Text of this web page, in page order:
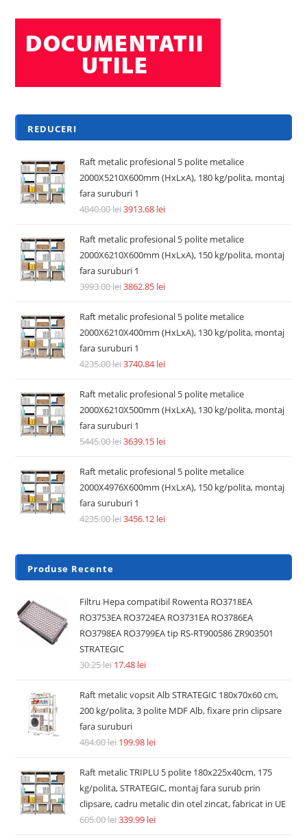
REDUCERI
Raft metalic profesional 5 polite metalice
2000X5210X600mm (HxLxA), 180 kg/polita, montaj
fara suruburi 1
4840.00lei3913.68 lei
Raft metalic profesional 5 polite metalice
2000X6210X600mm (HxLxA), 150 kg/polita, montaj
fara suruburi 1
3993.00lei3862.85 lei
Raft metalic profesional 5 polite metalice
2000X6210X400mm (HxLxA), 130 kg/polita, montaj
fara suruburi 1
4235.00lei3740.84lei
Raft metalic profesional 5 polite metalice
2000X6210X500mm (HxLxA), 130 kg/polita, montaj
fara suruburi 1
5445.00lei3639.15 lei
Raft metalic profesional 5 polite metalice
2000X4976X600mm (HxLxA), 150 kg/polita, montaj
fara suruburi 1
4235.00lei3456.12 lei
Produse Recente
Filtru Hepa compatibil Rowenta RO3718EA
RO3753EA RO3724EA RO3731EA RO3786EA
RO3798EA RO3799EA tip RS-RT900586 ZR903501
STRATEGIC
30.25lei 17.48 lei
Raft metalic vopsit Alb STRATEGIC 180x70x60 cm,
200 kg/polita, 3 polite MDF Alb, fixare prin clipsare
fara suruburi
484.00lei 199.98 lei
Raft metalic TRIPLU 5 polite 180x225x40cm, 175
kg/polita, STRATEGIC, montaj fara surub prin
clipsare, cadru metalic din otel zincat, fabricat in UE
605.00lei339.99 lei